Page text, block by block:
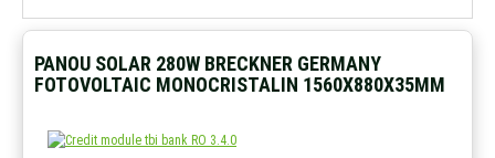
PANOU SOLAR 280W BRECKNER GERMANY
FOTOVOLTAIC MONOCRISTALIN 1560X880X35MM